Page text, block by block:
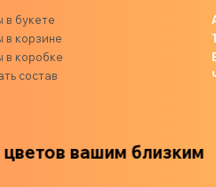
в букете
в корзине
в коробке
состав
вашим близким